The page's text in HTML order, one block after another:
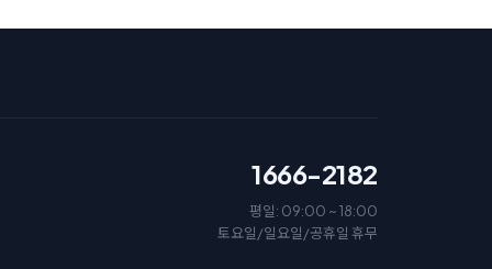
1666-2182
평일: 09:00 ~ 18:00
토요일/일요일/공휴일 휴무